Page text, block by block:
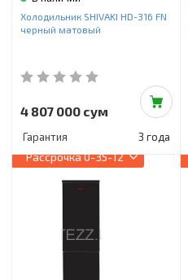
Инструменты и техника
Товары для дома
Красота и здоровье
Пылесосы
Фильтры для воды
Сантехника
Холодильник SHIVAKI HD-316 FN
черный матовый
4 807 000 сум
Гарантия 3 года
Рассрочка0-35-12